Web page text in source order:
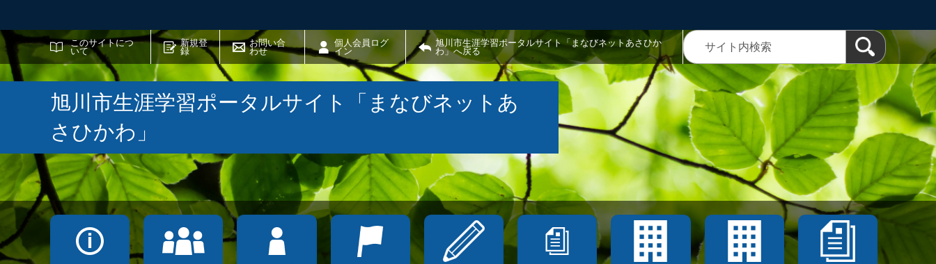
このサイトにつ
いて
新規登
録
お問い合
わせ
個人会員ログ
イン
旭川市生涯学習ポータルサイト「まなびネットあさひか
わ」へ戻る
サイト内検索
旭川市生涯学習ポータルサイト「まなびネットあ
さひかわ」